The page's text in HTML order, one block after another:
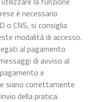
è necessario
o CNS, si consiglia
modalità di accesso.
al pagamento
di avviso al
e
siano correttamente
della pratica.